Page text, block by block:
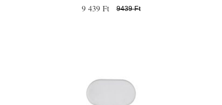
9 439 Ft 9439 Ft